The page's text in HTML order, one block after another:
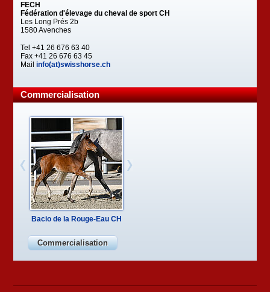
FECH
Fédération d'élevage du cheval de sport CH
Les Long Prés 2b
1580 Avenches
Tel +41 26 676 63 40
Fax +41 26 676 63 45
Mailinfo(at)swisshorse.ch
Commercialisation
Bacio de la Rouge-Eau CH
Kadi vom Kappensand CH
Commercialisation